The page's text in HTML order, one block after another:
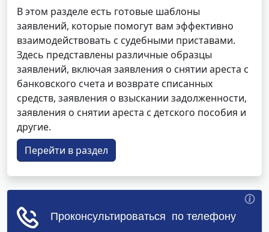
В этом разделе есть готовые шаблоны
заявлений, которые помогут вам эффективно
взаимодействовать с судебными приставами.
Здесь представлены различные образцы
заявлений, включая заявления о снятии ареста с
банковского счета и возврате списанных
средств, заявления о взыскании задолженности,
заявления о снятии ареста с детского пособия и
другие.
Перейти в раздел